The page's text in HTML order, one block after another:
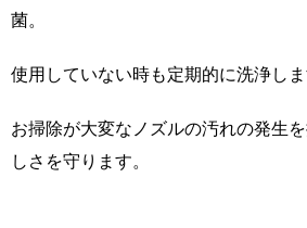
菌。
使用していない時も定期的に洗浄しま
お掃除が大変なノズルの汚れの発生
しさを守ります。